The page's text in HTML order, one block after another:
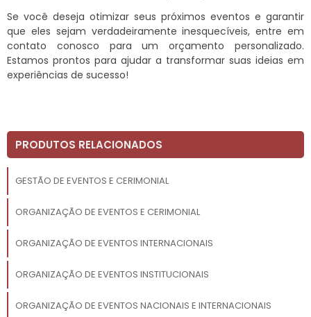
Se você deseja otimizar seus próximos eventos e garantir
que eles sejam verdadeiramente inesquecíveis, entre em
contato conosco para um orçamento personalizado.
Estamos prontos para ajudar a transformar suas ideias em
experiências de sucesso!
PRODUTOS RELACIONADOS
GESTÃO DE EVENTOS E CERIMONIAL
ORGANIZAÇÃO DE EVENTOS E CERIMONIAL
ORGANIZAÇÃO DE EVENTOS INTERNACIONAIS
ORGANIZAÇÃO DE EVENTOS INSTITUCIONAIS
ORGANIZAÇÃO DE EVENTOS NACIONAIS E INTERNACIONAIS